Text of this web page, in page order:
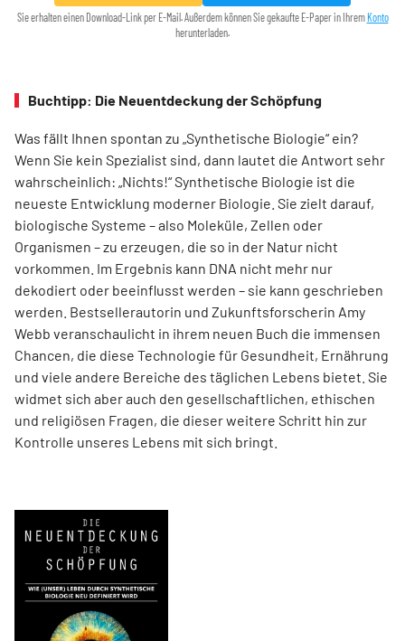
Sie erhalten einen Download-Link per E-Mail. Außerdem können Sie gekaufte E-Paper in Ihrem Konto
herunterladen.
Buchtipp: Die Neuentdeckung der Schöpfung
Was fällt Ihnen spontan zu „Synthetische Biologie“ ein?
Wenn Sie kein Spezia­list sind, dann lautet die Antwort sehr
wahrscheinlich: „Nichts!“ Synthetische Biologie ist die
neueste Entwicklung moderner Biologie. Sie zielt darauf,
biologische Systeme – also Moleküle, Zellen oder
Organismen – zu erzeugen, die so in der Natur nicht
vorkommen. Im Ergebnis kann DNA nicht mehr nur
dekodiert oder beeinflusst werden – sie kann geschrieben
werden. Best­sellerautorin und Zukunftsforscherin Amy
Webb veranschaulicht in ihrem neuen Buch die immensen
Chancen, die diese Technologie für Gesundheit, Ernährung
und viele andere Bereiche des täglichen Lebens bietet. Sie
widmet sich aber auch den gesellschaftlichen, ethischen
und religiösen Fragen, die dieser weitere Schritt hin zur
Kontrolle unseres Lebens mit sich bringt.